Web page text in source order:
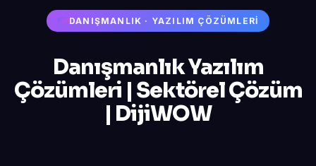
DANIŞMANLIK · YAZILIM ÇÖZÜMLERI
Danışmanlık Yazılım
Çözümleri | Sektörel Çözüm
| DijiWOW